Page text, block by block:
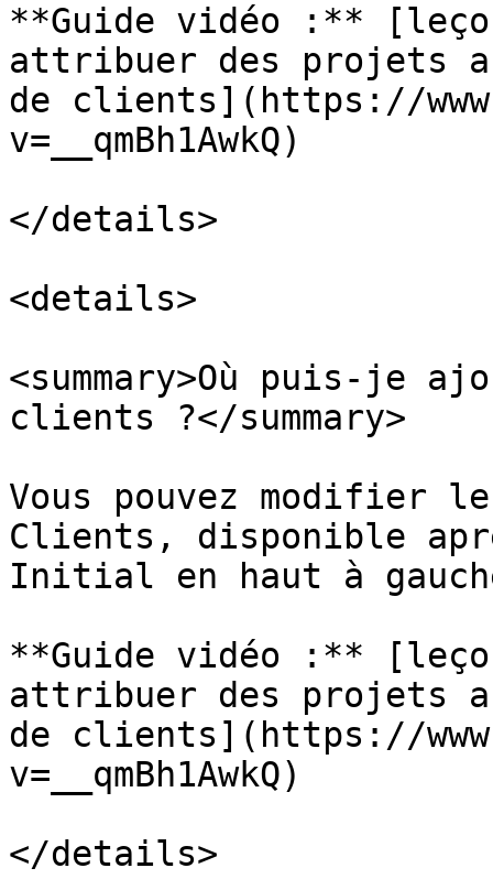
**Guide vidéo :**
attribuer des projets
de clients](https://
v=__qmBh1AwkQ)
</details>
<details>
<summary>Où puis-je
clients ?</summary>
Vous pouvez modifier
Clients, disponible
Initial en haut à
**Guide vidéo :**
attribuer des projets
de clients](https://
v=__qmBh1AwkQ)
</details>